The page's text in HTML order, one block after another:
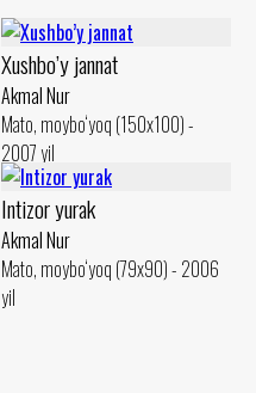
Xushbo’y jannat
Akmal Nur
Mato, moybo‘yoq (150x100) -
2007 yil
Intizor yurak
Akmal Nur
Mato, moybo‘yoq (79x90) - 2006
yil